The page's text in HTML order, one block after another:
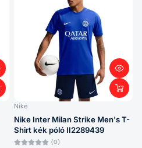
Nike
Nike Inter Milan Strike Men's T-
Shirt kék póló II2289439
(0)